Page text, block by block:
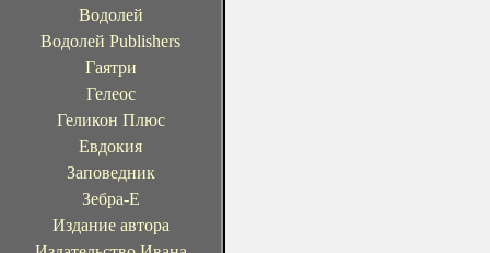
Водолей
Водолей Publishers
Гаятри
Гелеос
Геликон Плюс
Евдокия
Заповедник
Зебра-Е
Издание автора